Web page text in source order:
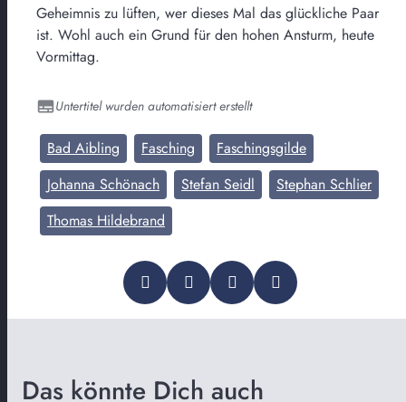
Geheimnis zu lüften, wer dieses Mal das glückliche Paar
ist. Wohl auch ein Grund für den hohen Ansturm, heute
Vormittag.
Untertitel wurden automatisiert erstellt
Bad Aibling Fasching
Faschingsgilde
Johanna Schönach
Stefan Seidl
Stephan Schlier
Thomas Hildebrand
Das könnte Dich auch